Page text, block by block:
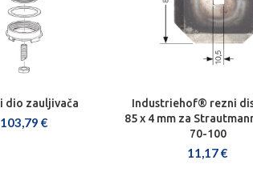
U KOŠARICU
dio zauljivača
103,79€
DODAJ U
Industriehof® rezni
85 x 4 mm za
70-100
11,17€